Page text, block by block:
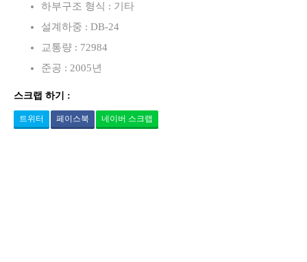
하부구조 형식 : 기타
설계하중 : DB-24
교통량 : 72984
준공 : 2005년
스크랩 하기 :
트위터 페이스북 네이버 스크랩